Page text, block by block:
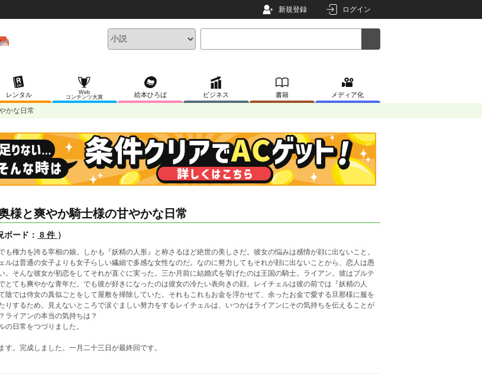
新規登録 ログイン
レンタル
Web
コンテンツ大賞
絵本ひろば ビジネス 書籍 メディア化
かな日常
様と爽やか騎士様の甘やかな日常
ボード： 8 件 ）
も権力を誇る宰相の娘。しかも『妖精の人形』と称さるほど絶世の美しさだ。彼女の悩みは感情が顔に出ないこと。
ルは普通の女子よりも女子らしい繊細で多感な女性なのだ。なのに努力してもそれが顔に出ないことから、恋人は愚
。そんな彼女が初恋をしてそれが直ぐに実った。三か月前に結婚式を挙げたのは王国の騎士。ライアン。彼はブルテ
とても爽やかな青年だ。でも彼が好きになったのは彼女の冷たい表向きの顔。レイチェルは彼の前では『妖精の人
陰では侍女の真似ごとをして屋敷を掃除していた。それもこれもお金を浮かせて、余ったお金で愛する旦那様に服を
りするため。見えないところで涙ぐましい努力をするレイチェルは、いつかはライアンにその気持ちを伝えることが
ライアンの本当の気持ちは？
の日常をつづりました。
す。完成しました。一月二十三日が最終回です。